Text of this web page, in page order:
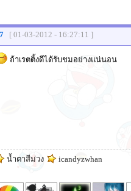
[ 01-03-2012 - 16:27:11 ]
ถ้าเรตติ้งดีได้รับชมอย่างแน่นอน
น้ำตาสีม่วง icandyzwhan